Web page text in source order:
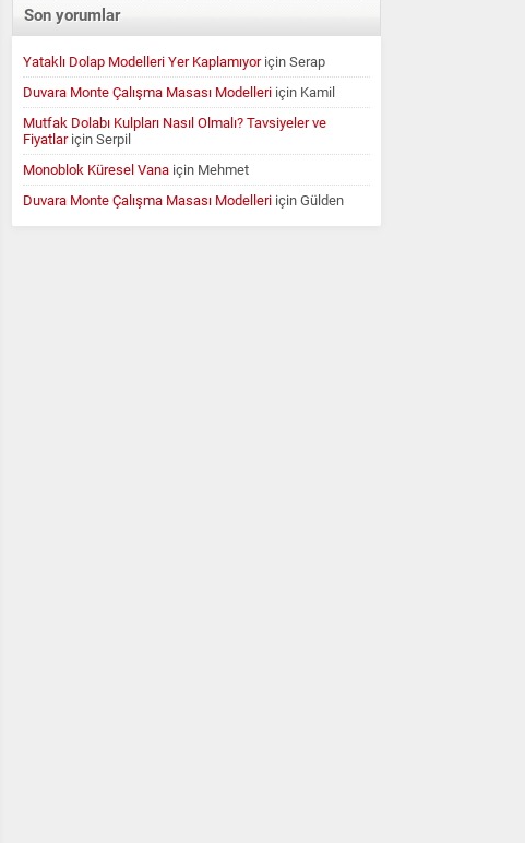
Son yorumlar
Yataklı Dolap Modelleri Yer Kaplamıyoriçin Serap
Duvara Monte Çalışma Masası Modelleri için Kamil
Mutfak Dolabı Kulpları Nasıl Olmalı? Tavsiyeler ve
Fiyatlariçin Serpil
Monoblok Küresel Vana için Mehmet
Duvara Monte Çalışma Masası Modelleri için Gülden